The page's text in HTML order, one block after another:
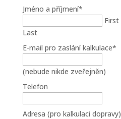
Jméno a příjmení*
First
Last
E-mail pro zaslání kalkulace*
(nebude nikde zveřejněn)
Telefon
Adresa (pro kalkulaci dopravy)